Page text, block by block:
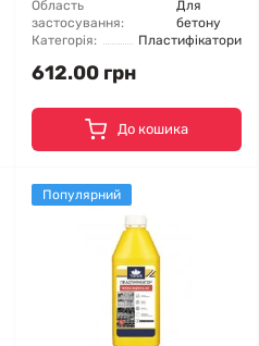
Область
застосування:
Для
бетону
Категорія:
Пластифікатори
612.00 грн
До кошика
Популярний